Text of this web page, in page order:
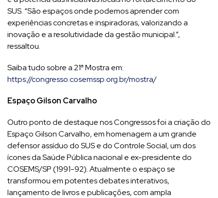
SUS. “São espaços onde podemos aprender com
experiências concretas e inspiradoras, valorizando a
inovação e a resolutividade da gestão municipal.”,
ressaltou.
Saiba tudo sobre a 21ª Mostra em:
https://congresso.cosemssp.org.br/mostra/
Espaço Gilson Carvalho
Outro ponto de destaque nos Congressos foi a criação do
Espaço Gilson Carvalho, em homenagem a um grande
defensor assíduo do SUS e do Controle Social, um dos
ícones da Saúde Pública nacional e ex-presidente do
COSEMS/SP (1991-92). Atualmente o espaço se
transformou em potentes debates interativos,
lançamento de livros e publicações, com ampla